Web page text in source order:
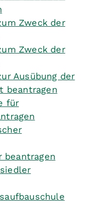
Zweck der
Zweck der
Ausübung der
beantragen
für
beantragen